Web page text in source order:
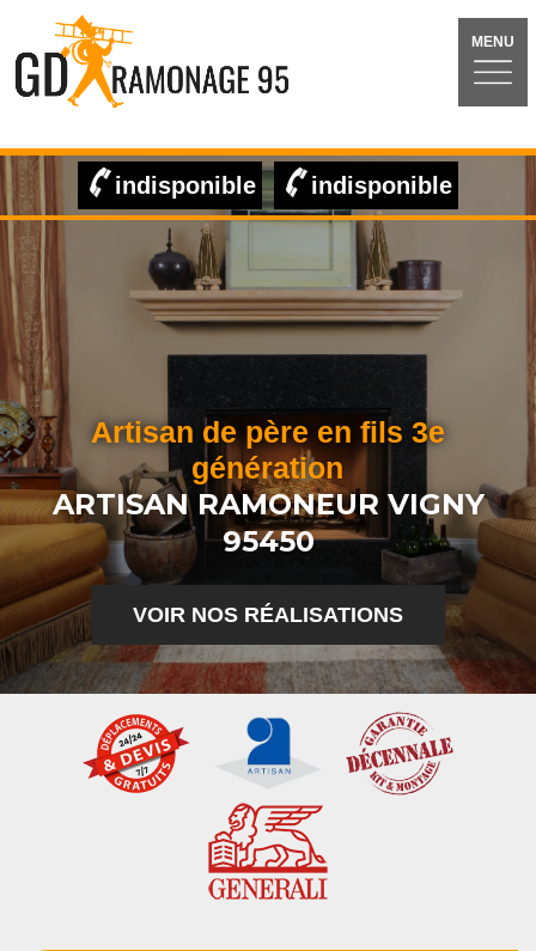
MENU
indisponible indisponible
Artisan de père en fils 3e
génération
ARTISAN RAMONEUR VIGNY
95450
VOIR NOS RÉALISATIONS